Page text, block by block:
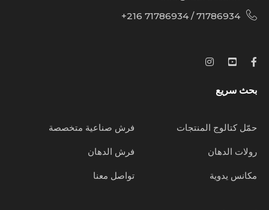
71786934 / 71786934 216+
بحث سريع
حمّل كتالوج المنتجات فرش صناعية متخصصة
رولات الدهان فرش الدهان
مكانس يدوية تواصل معنا